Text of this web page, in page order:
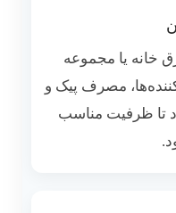
خانه یا مجموعه
مصرف پیک و
تا ظرفیت مناسب